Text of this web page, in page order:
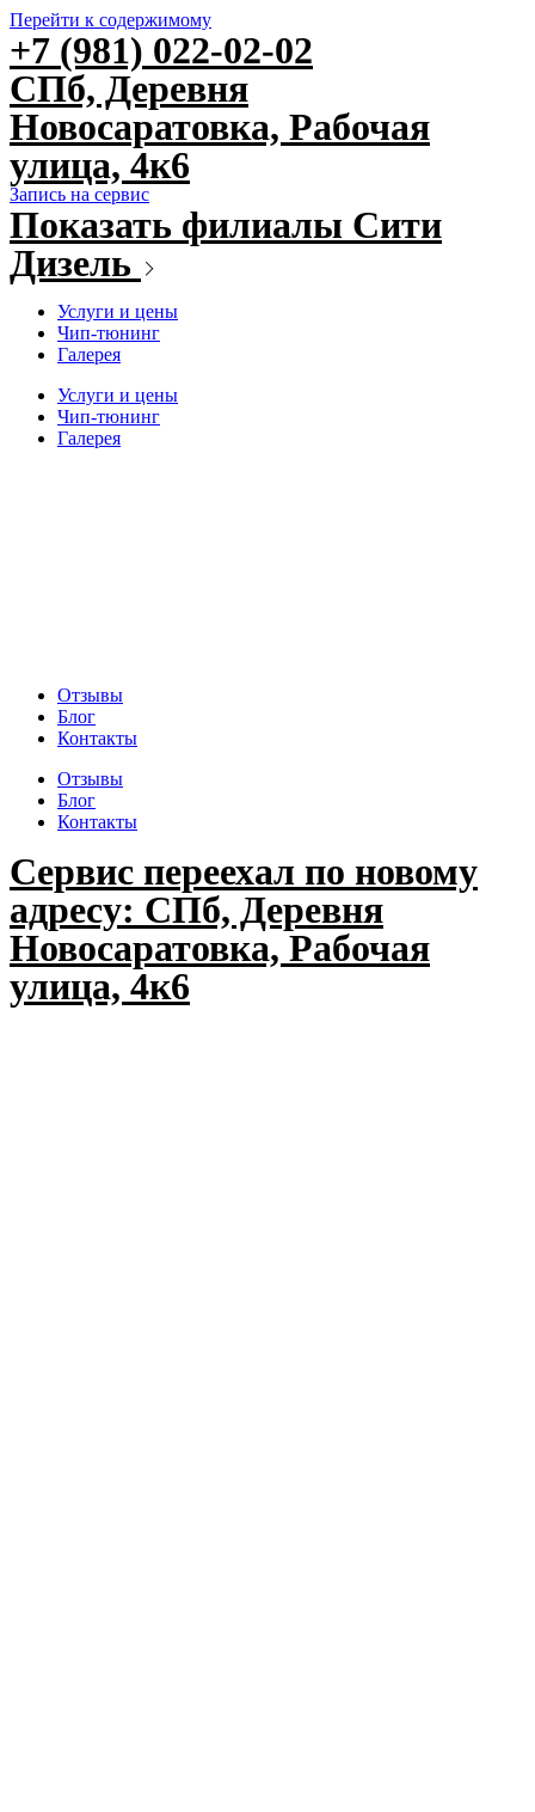
Перейти к содержимому
+7 (981) 022-02-02
СПб, Деревня
Новосаратовка, Рабочая
улица, 4к6
Запись на сервис
Показать филиалы Сити
Дизель
Услуги и цены
Чип-тюнинг
Галерея
Услуги и цены
Чип-тюнинг
Галерея
Отзывы
Блог
Контакты
Отзывы
Блог
Контакты
Сервис переехал по новому
адресу: СПб, Деревня
Новосаратовка, Рабочая
улица, 4к6